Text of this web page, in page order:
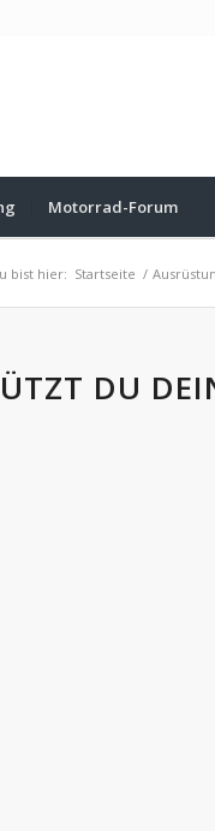
Motorrad-Forum
bist hier: Startseite /
DU